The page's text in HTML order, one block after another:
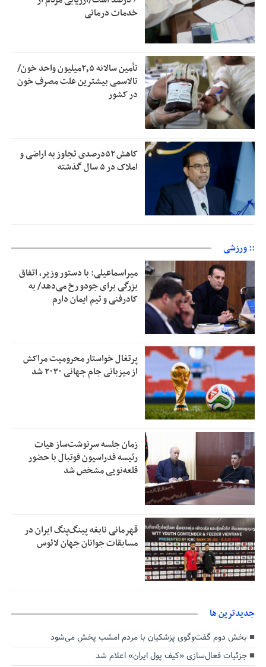
خدمات درمانی
تأمین سالانه ۲٫۵میلیون واحد خون/
تالاسمی بیشترین علت مصرف‌ خون
در کشور
کاهش ۵۲درصدی تجاوز به اراضی و
املاک در ۵ سال گذشته
:: ورزشی
میراسماعیلی: با دستور وزیر، اتفاق
بزرگی برای جودو رخ می‌دهد/ به
کادرفنی و تیم ایمان دارم
پرتغال خواستار محرومیت مراکش
از میزبانی جام جهانی ۲۰۳۰ شد
زمان جلسه سرنوشت‌ساز هیات
رئیسه فدراسیون فوتبال با حضور
قلعه‌نویی مشخص شد
قهرمانی نابغه پینگ‌پنگ ایران در
مسابقات جوانان جهان لائوس
جديدترين ها
بخش دوم گفت‌وگوی پزشکیان با مردم امشب پخش می‌شود
جزئیات فعال‌سازی «کیف پول ایران» اعلام شد